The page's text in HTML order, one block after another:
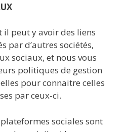
il peut y avoir des liens
par d’autres sociétés,
sociaux, et nous vous
politiques de gestion
pour connaitre celles
par ceux-ci.
sociales sont